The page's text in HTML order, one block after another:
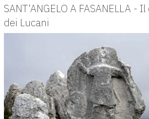
SANT'ANGELO A FASANELLA -
dei Lucani